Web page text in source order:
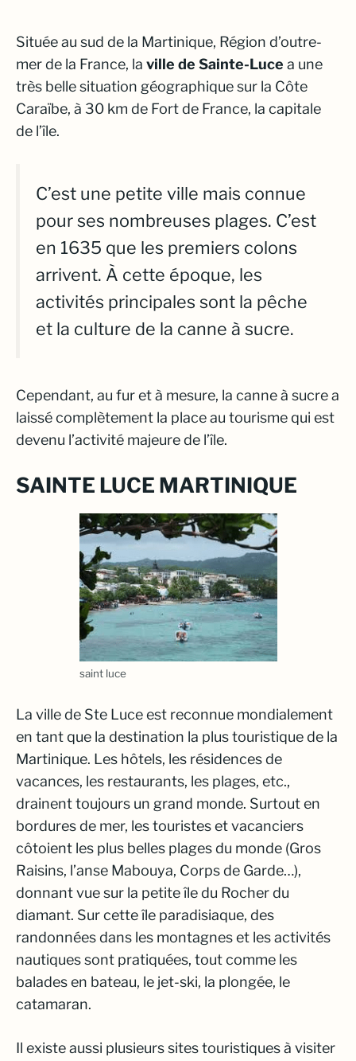
Située au sud de la Martinique, Région d’outre-
mer de la France, la ville de Sainte-Luce a une
très belle situation géographique sur la Côte
Caraïbe, à 30 km de Fort de France, la capitale
de l’île.
C’est une petite ville mais connue
pour ses nombreuses plages. C’est
en 1635 que les premiers colons
arrivent. À cette époque, les
activités principales sont la pêche
et la culture de la canne à sucre.
Cependant, au fur et à mesure, la canne à sucre a
laissé complètement la place au tourisme qui est
devenu l’activité majeure de l’île.
SAINTE LUCE MARTINIQUE
saint luce
La ville de Ste Luce est reconnue mondialement
en tant que la destination la plus touristique de la
Martinique. Les hôtels, les résidences de
vacances, les restaurants, les plages, etc.,
drainent toujours un grand monde. Surtout en
bordures de mer, les touristes et vacanciers
côtoient les plus belles plages du monde (Gros
Raisins, l’anse Mabouya, Corps de Garde…),
donnant vue sur la petite île du Rocher du
diamant. Sur cette île paradisiaque, des
randonnées dans les montagnes et les activités
nautiques sont pratiquées, tout comme les
balades en bateau, le jet-ski, la plongée, le
catamaran.
Il existe aussi plusieurs sites touristiques à visiter